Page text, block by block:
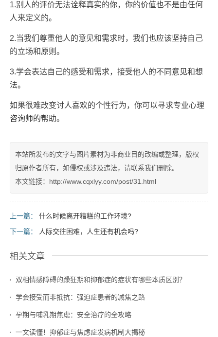
1.别人的评价无法诠释真实的你，你的价值也不是由任何
人来定义的。
2.当我们尊重他人的意见和需求时，我们也应该坚持自己
的立场和原则。
3.学会表达自己的感受和需求，接受他人的不同意见和想
法。
如果很难改变讨人喜欢的个性行为，你可以寻求专业心理
咨询师的帮助。
本站所发布的文字与图片素材为非商业目的改编或整理，版权
归原作者所有，如侵权或涉及违法，请联系我们删除。
本文链接：http://www.cqxlyy.com/post/31.html
上一篇：
什么时候离开糟糕的工作环境?
下一篇：
人际交往困难，人生还有机会吗?
相关文章
双相情感障碍的躁狂期和抑郁症的症状有哪些本质区别？
学会接受而非抵抗：强迫症患者的减焦之路
孕期与哺乳期焦虑：安全治疗的全攻略
一文读懂！抑郁症与焦虑症发病机制大揭秘